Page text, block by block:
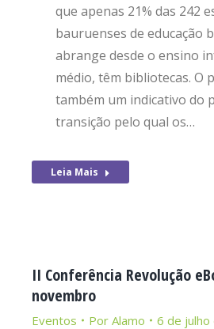
que apenas 21% das 242
bauruenses de educação
abrange desde o ensino
médio, têm bibliotecas. O
também um indicativo do
transição pelo qual os…
Leia Mais
II Conferência Revolução
novembro
Eventos Por Alamo
6 de